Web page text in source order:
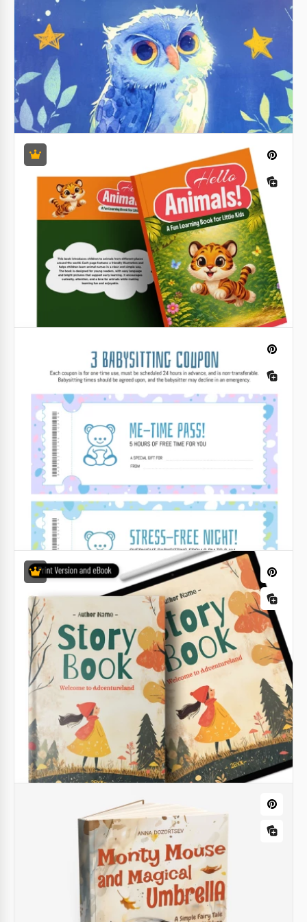
de tu bebé para siempre.
Google Slides
Libro de direcciones de gran tamaño
Nuestra plantilla de Libro de direcciones en letra
grande es perfecta para organizar tus contactos en
un solo lugar.